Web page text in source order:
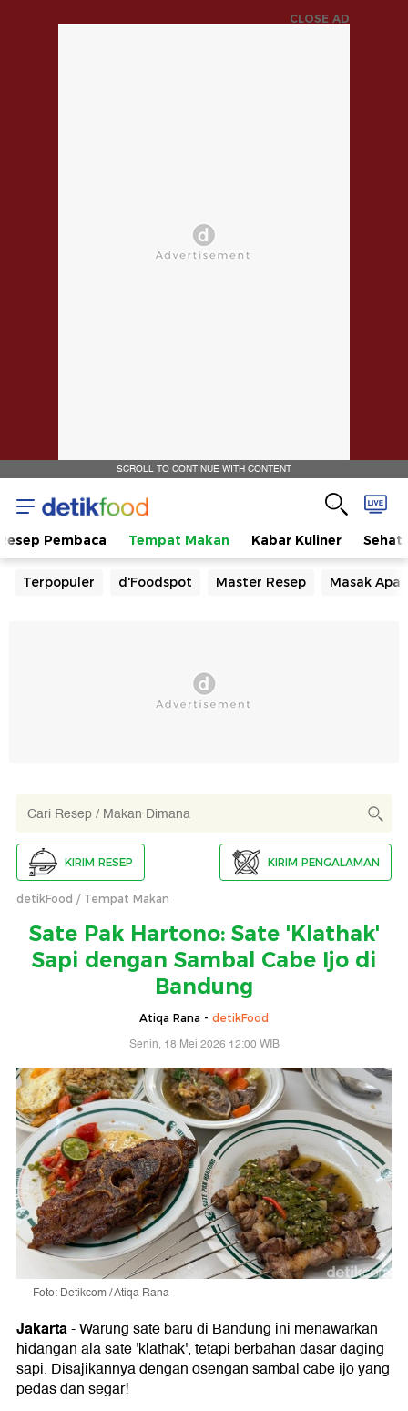
CLOSE AD
SCROLL TO CONTINUE WITH CONTENT
Pembaca Tempat Makan Kabar Kuliner Sehat
Terpopuler d'Foodspot Master Resep Masak Apa
KIRIM RESEP KIRIM PENGALAMAN
detikFood Tempat Makan
Sate Pak Hartono: Sate 'Klathak'
Sapi dengan Sambal Cabe Ijo di
Bandung
Atiqa Rana - detikFood
Senin, 18 Mei 2026 12:00 WIB
Foto: Detikcom / Atiqa Rana
Jakarta-Warung sate baru di Bandung ini menawarkan
hidangan ala sate 'klathak', tetapi berbahan dasar daging
sapi. Disajikannya dengan osengan sambal cabe ijo yang
pedas dan segar!